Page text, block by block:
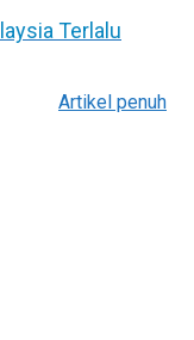
Terlalu
Artikel penuh